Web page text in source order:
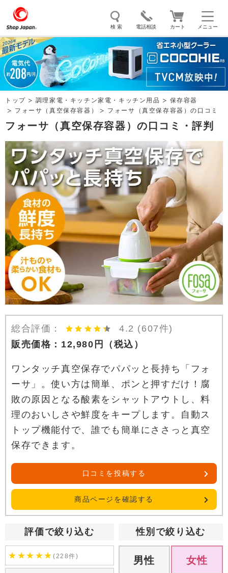
メニュー
検 索 電話相談 カート
トゥルースリーパー ソイリッチ ここひえ 枕
掃除機 クッキングプロ マイキュット
エアコン オーラルスマイル
トップ 調理家電・キッチン家電・キッチン用品
保存容器
フォーサ（真空保存容器）
フォーサ（真空保存容器）の口コミ
フォーサ（真空保存容器）の口コミ・評判
総合評価： 4.2 (607件)
販売価格： 12,980 円 （税込）
ワンタッチ真空保存でパパッと長持ち「フォ
ーサ」。使い方は簡単、ポンと押すだけ！腐
敗の原因となる酸素をシャットアウトし、料
理のおいしさや鮮度をキープします。自動ス
トップ機能付で、誰でも簡単にささっと真空
保存できます。
口コミを投稿する
商品ページを確認する
評価で絞り込む
★ ★★ ★★(228件)
性別で絞り込む
男性 女性